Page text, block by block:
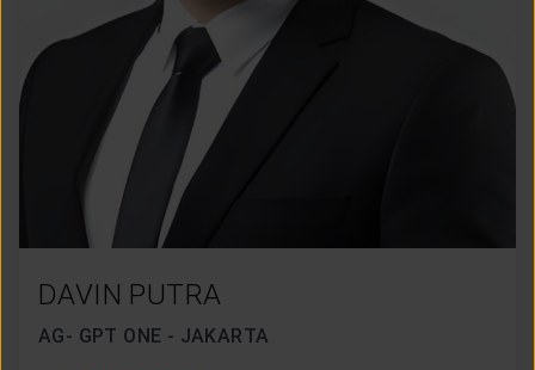
DAVIN PUTRA
AG- GPT ONE - JAKARTA